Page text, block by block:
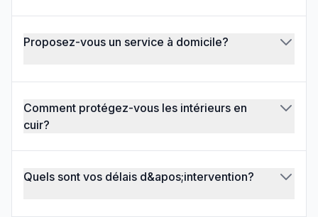
Proposez-vous un service à domicile?
Comment protégez-vous les intérieurs en
cuir?
Quels sont vos délais d&apos;intervention?